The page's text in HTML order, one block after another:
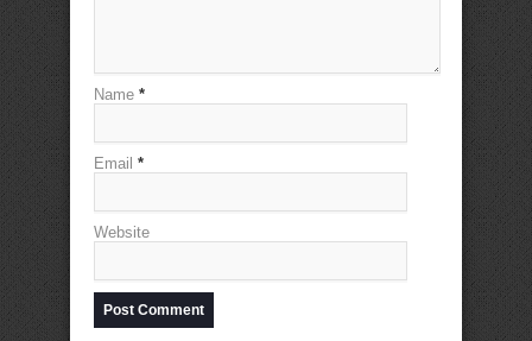
Name *
Email *
Website